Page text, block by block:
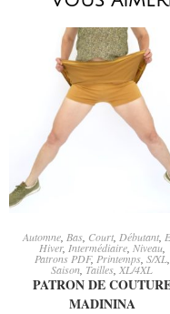
AJOUTER AU PANIER
Automne Bas Court Débutant
Hiver, Intermédiaire, Niveau,
Patrons PDF, Printemps, S/XL,
Saison Tailles XL/4XL
PATRON DE
MADININA